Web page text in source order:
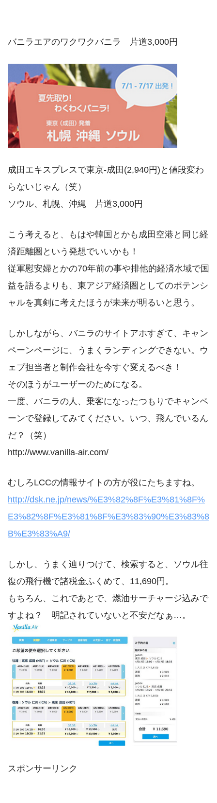
バニラエアのワクワクバニラ 片道3,000円
成田エキスプレスで東京-成田(2,940円)と値段変わ
らないじゃん（笑）
ソウル、札幌、沖縄 片道3,000円
こう考えると、もはや韓国とかも成田空港と同じ経
済距離圏という発想でいいかも！
従軍慰安婦とかの70年前の事や排他的経済水域で国
益を語るよりも、東アジア経済圏としてのポテンシ
ャルを真剣に考えたほうが未来が明るいと思う。
しかしながら、バニラのサイトアホすぎて、キャン
ペーンページに、うまくランディングできない。ウ
ェブ担当者と制作会社を今すぐ変えるべき！
そのほうがユーザーのためになる。
一度、バニラの人、乗客になったつもりでキャンペ
ーンで登録してみてください。いつ、飛んでいるん
だ？（笑）
http://www.vanilla-air.com/
むしろLCCの情報サイトの方が役にたちますね。
http://dsk.ne.jp/news/%E3%82%8F%E3%81%8F%
E3%82%8F%E3%81%8F%E3%83%90%E3%83%8
B%E3%83%A9/
しかし、うまく辿りつけて、検索すると、ソウル往
復の飛行機で諸税金ふくめて、11,690円。
もちろん、これであとで、燃油サーチャージ込みで
すよね？ 明記されていないと不安だなぁ…。
スポンサーリンク